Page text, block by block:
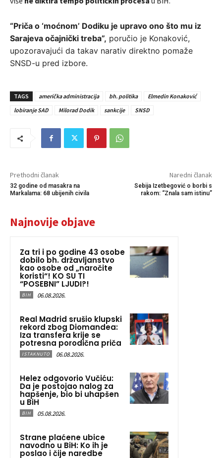
“Priča o ‘moćnom’ Dodiku je upravo ono što mu iz
Sarajeva očajnički treba”, poručio je Konaković,
upozoravajući da takav narativ direktno pomaže
SNSD-u pred izbore.
TAGS američka administracija bh. politika
Elmedin Konaković
lobiranje SAD
Milorad Dodik sankcije SNSD
Prethodni članak
32 godine od masakra na
Markalama: 68 ubijenih civila
Naredni članak
Sebija Izetbegović o borbi s
rakom: “Znala sam istinu”
Najnovije objave
Za tri i po godine 43 osobe
dobilo bh. državljanstvo
kao osobe od „naročite
koristi“! KO SU TI
“POSEBNI” LJUDI?!
BIH 06.08.2026.
Real Madrid srušio klupski
rekord zbog Diomandea:
Iza transfera krije se
potresna porodična priča
ISTAKNUTO 06.08.2026.
Helez odgovorio Vučiću:
Da je postojao nalog za
hapšenje, bio bi uhapšen
u BiH
BIH 05.08.2026.
Strane plaćene ubice
navodno u BiH: Ko ih je
poslao i čije naredbe